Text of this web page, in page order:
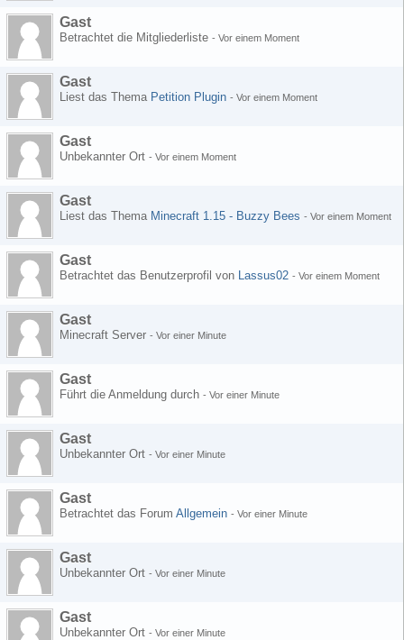
Gast
Betrachtet die Mitgliederliste - Vor einem Moment
Gast
Liest das Thema Petition Plugin - Vor einem Moment
Gast
Unbekannter Ort - Vor einem Moment
Gast
Liest das Thema Minecraft 1.15 - Buzzy Bees - Vor einem Moment
Gast
Betrachtet das Benutzerprofil von Lassus02 - Vor einem Moment
Gast
Minecraft Server - Vor einer Minute
Gast
Führt die Anmeldung durch - Vor einer Minute
Gast
Unbekannter Ort - Vor einer Minute
Gast
Betrachtet das Forum Allgemein - Vor einer Minute
Gast
Unbekannter Ort - Vor einer Minute
Gast
Unbekannter Ort - Vor einer Minute